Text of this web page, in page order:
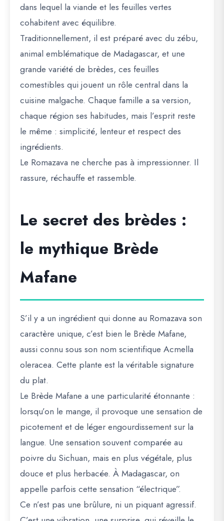
dans lequel la viande et les feuilles vertes
cohabitent avec équilibre.
Traditionnellement, il est préparé avec du zébu,
animal emblématique de Madagascar, et une
grande variété de brèdes, ces feuilles
comestibles qui jouent un rôle central dans la
cuisine malgache. Chaque famille a sa version,
chaque région ses habitudes, mais l’esprit reste
le même : simplicité, lenteur et respect des
ingrédients.
Le Romazava ne cherche pas à impressionner. Il
rassure, réchauffe et rassemble.
Le secret des brèdes :
le mythique Brède
Mafane
S’il y a un ingrédient qui donne au Romazava son
caractère unique, c’est bien le Brède Mafane,
aussi connu sous son nom scientifique Acmella
oleracea. Cette plante est la véritable signature
du plat.
Le Brède Mafane a une particularité étonnante :
lorsqu’on le mange, il provoque une sensation de
picotement et de léger engourdissement sur la
langue. Une sensation souvent comparée au
poivre du Sichuan, mais en plus végétale, plus
douce et plus herbacée. À Madagascar, on
appelle parfois cette sensation “électrique”.
Ce n’est pas une brûlure, ni un piquant agressif.